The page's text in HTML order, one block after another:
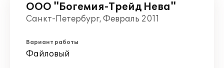
ООО "Богемия-Трейд Нева"
Санкт-Петербург, Февраль 2011
Вариант работы
Файловый